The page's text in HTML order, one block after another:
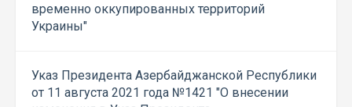
временно оккупированных территорий
Украины"
Указ Президента Азербайджанской Республики
от 11 августа 2021 года №1421 "О внесении